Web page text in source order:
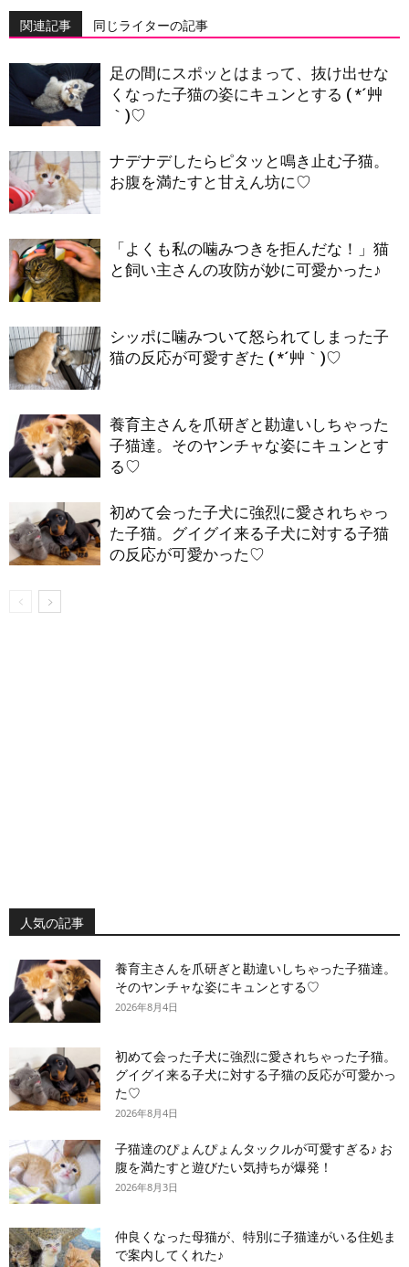
関連記事 同じライターの記事
足の間にスポッとはまって、抜け出せな
くなった子猫の姿にキュンとする ( *´艸
｀)♡
ナデナデしたらピタッと鳴き止む子猫。
お腹を満たすと甘えん坊に♡
「よくも私の噛みつきを拒んだな！」猫
と飼い主さんの攻防が妙に可愛かった♪
シッポに噛みついて怒られてしまった子
猫の反応が可愛すぎた ( *´艸｀)♡
養育主さんを爪研ぎと勘違いしちゃった
子猫達。そのヤンチャな姿にキュンとす
る♡
初めて会った子犬に強烈に愛されちゃっ
た子猫。グイグイ来る子犬に対する子猫
の反応が可愛かった♡
人気の記事
養育主さんを爪研ぎと勘違いしちゃった子猫達。
そのヤンチャな姿にキュンとする♡
2026年8月4日
初めて会った子犬に強烈に愛されちゃった子猫。
グイグイ来る子犬に対する子猫の反応が可愛かっ
た♡
2026年8月4日
子猫達のぴょんぴょんタックルが可愛すぎる♪ お
腹を満たすと遊びたい気持ちが爆発！
2026年8月3日
仲良くなった母猫が、特別に子猫達がいる住処ま
で案内してくれた♪